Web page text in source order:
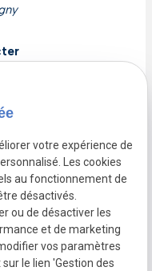
votre expérience de
Les cookies
au fonctionnement de
désactivés.
ou de désactiver les
et de marketing
vos paramètres
le lien 'Gestion des